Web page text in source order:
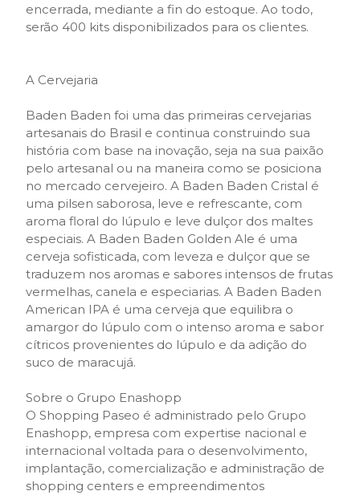
encerrada, mediante a fin do estoque. Ao todo,
serão 400 kits disponibilizados para os clientes.
A Cervejaria
Baden Baden foi uma das primeiras cervejarias
artesanais do Brasil e continua construindo sua
história com base na inovação, seja na sua paixão
pelo artesanal ou na maneira como se posiciona
no mercado cervejeiro. A Baden Baden Cristal é
uma pilsen saborosa, leve e refrescante, com
aroma floral do lúpulo e leve dulçor dos maltes
especiais. A Baden Baden Golden Ale é uma
cerveja sofisticada, com leveza e dulçor que se
traduzem nos aromas e sabores intensos de frutas
vermelhas, canela e especiarias. A Baden Baden
American IPA é uma cerveja que equilibra o
amargor do lúpulo com o intenso aroma e sabor
cítricos provenientes do lúpulo e da adição do
suco de maracujá.
Sobre o Grupo Enashopp
O Shopping Paseo é administrado pelo Grupo
Enashopp, empresa com expertise nacional e
internacional voltada para o desenvolvimento,
implantação, comercialização e administração de
shopping centers e empreendimentos